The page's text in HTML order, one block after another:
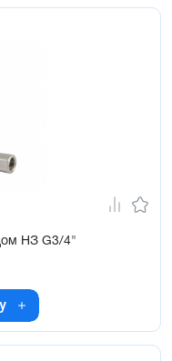
НЗ G3/4"